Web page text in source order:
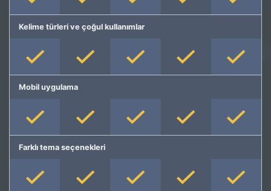
Kelime türleri ve çoğul kullanımlar
Mobil uygulama
Farklı tema seçenekleri